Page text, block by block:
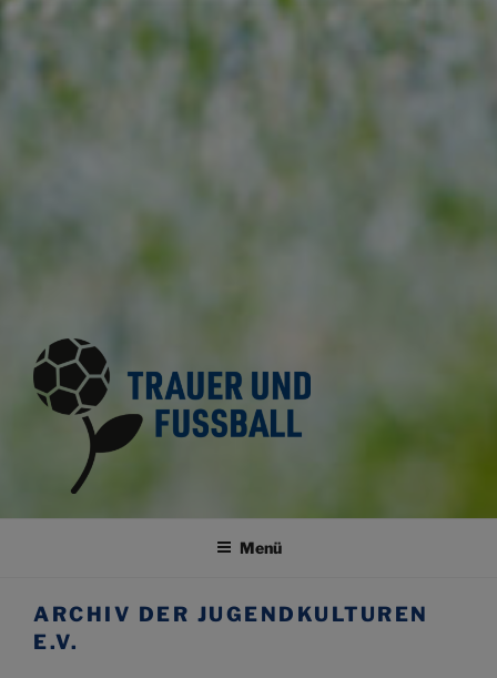
TRAUER UND FUSSBALL
Menü
ARCHIV DER JUGENDKULTUREN
E.V.